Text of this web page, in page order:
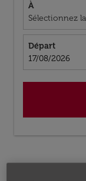
À
Sélectionnez
Départ
fc-booking-
17/08/2026